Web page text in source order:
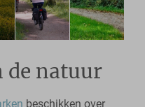
de natuur
beschikken over